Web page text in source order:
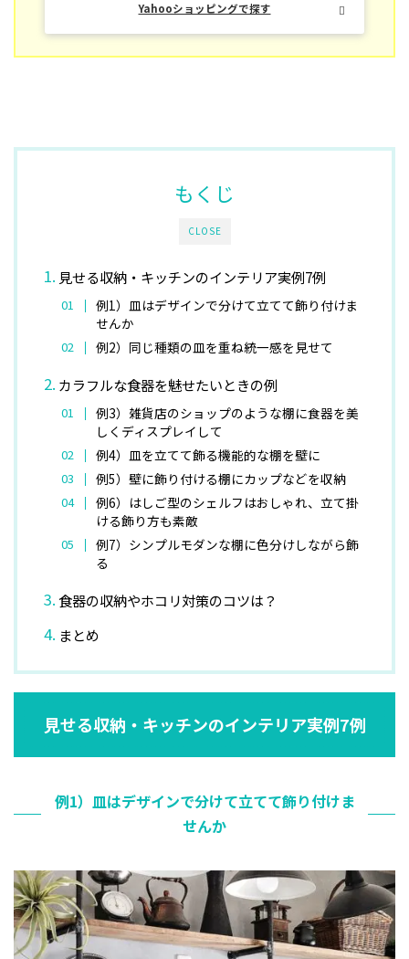
Yahooショッピングで探す
CLOSE
もくじ
見せる収納・キッチンのインテリア実例7例
例1）皿はデザインで分けて立てて飾り付けま
せんか
例2）同じ種類の皿を重ね統一感を見せて
カラフルな食器を魅せたいときの例
例3）雑貨店のショップのような棚に食器を美
しくディスプレイして
例4）皿を立てて飾る機能的な棚を壁に
例5）壁に飾り付ける棚にカップなどを収納
例6）はしご型のシェルフはおしゃれ、立て掛
ける飾り方も素敵
例7）シンプルモダンな棚に色分けしながら飾
る
食器の収納やホコリ対策のコツは？
まとめ
見せる収納・キッチンのインテリア実例7例
例1）皿はデザインで分けて立てて飾り付けま
せんか